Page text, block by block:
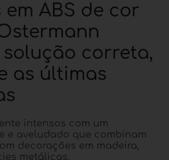
em ABS de cor
solução correta,
as últimas
intensos com um
e aveludado que combinam
decorações em madeira,
metálicas.